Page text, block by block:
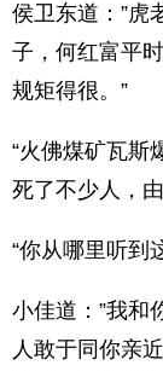
侯卫东道：”虎
子，何红富平
规矩得很。”
“火佛煤矿瓦斯
死了不少人，
“你从哪里听到
小佳道：”我和
人敢于同你亲